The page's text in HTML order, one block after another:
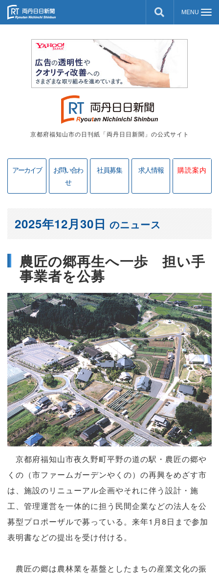
京都府福知山市の日刊紙「両丹日日新聞」の公式サイト
アーカイブ
お問い合わ
せ
社員募集 求人情報 購読案内
農匠の郷再生へ一歩 担い手
事業者を公募
2025年12月30日のニュース
京都府福知山市夜久野町平野の道の駅・農匠の郷や
くの（市ファームガーデンやくの）の再興をめざす市
は、施設のリニューアル企画やそれに伴う設計・施
工、管理運営を一体的に担う民間企業などの法人を公
募型プロポーザルで募っている。来年1月8日まで参加
表明書などの提出を受け付ける。
農匠の郷は農林業を基盤としたまちの産業文化の振